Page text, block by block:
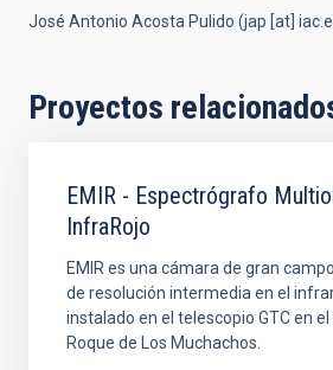
José Antonio Acosta Pulido (jap [at]
Proyectos
EMIR - Espectrógrafo
InfraRojo
EMIR es una cámara de gran
de resolución intermedia en el
instalado en el telescopio GTC en
Roque de Los Muchachos.